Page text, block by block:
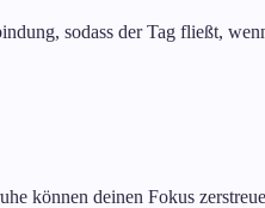
sodass der Tag fließt,
können deinen Fokus